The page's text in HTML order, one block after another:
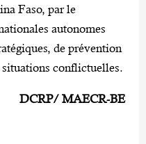
Faso, par le
autonomes
de prévention
situations conflictuelles.
DCRP/ MAECR-BE